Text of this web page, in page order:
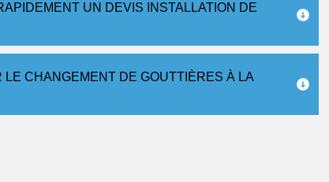
UN DEVIS INSTALLATION DE
CHANGEMENT DE GOUTTIÈRES À LA